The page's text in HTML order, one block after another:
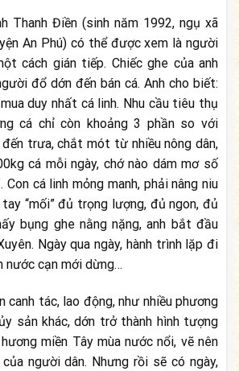
Thanh Điền (sinh năm 1992, ngụ xã
An Phú) có thể được xem là người
cách gián tiếp. Chiếc ghe của anh
đổ dớn đến bán cá. Anh cho biết:
duy nhất cá linh. Nhu cầu tiêu thụ
cá chỉ còn khoảng 3 phần so với
trưa, chắt mót từ nhiều nông dân,
cá mỗi ngày, chớ nào dám mơ số
Con cá linh mỏng manh, phải nâng niu
“mối” đủ trọng lượng, đủ ngon, đủ
bụng ghe nằng nặng, anh bắt đầu
Ngày qua ngày, hành trình lặp đi
nước cạn mới dừng…
canh tác, lao động, như nhiều phương
sản khác, dớn trở thành hình tượng
miền Tây mùa nước nổi, vẽ nên
người dân. Nhưng rồi sẽ có ngày,